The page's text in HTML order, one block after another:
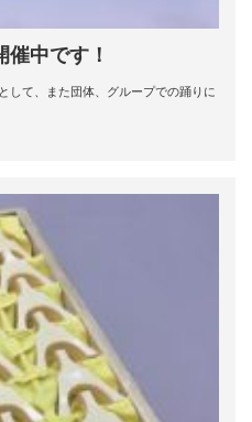
中です！
して、また団体、グループでの踊りに